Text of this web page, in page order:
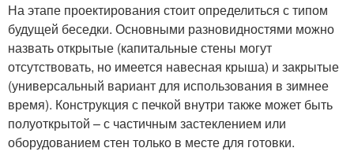
На этапе проектирования стоит определиться с типом
будущей беседки. Основными разновидностями можно
назвать открытые (капитальные стены могут
отсутствовать, но имеется навесная крыша) и закрытые
(универсальный вариант для использования в зимнее
время). Конструкция с печкой внутри также может быть
полуоткрытой – с частичным застеклением или
оборудованием стен только в месте для готовки.